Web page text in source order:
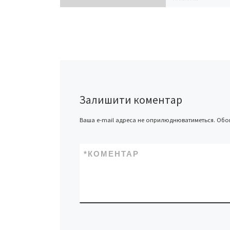
Залишити коментар
Ваша e-mail адреса не оприлюднюватиметься.
КОМЕНТАР
*